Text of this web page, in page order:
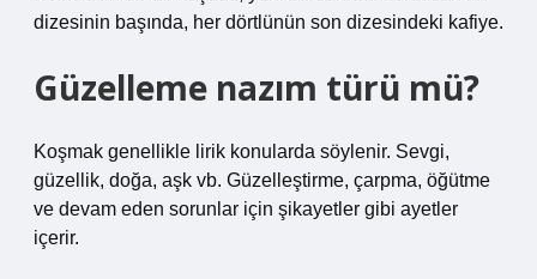
dizesinin başında, her dörtlünün son dizesindeki kafiye.
Güzelleme nazım türü mü?
Koşmak genellikle lirik konularda söylenir. Sevgi,
güzellik, doğa, aşk vb. Güzelleştirme, çarpma, öğütme
ve devam eden sorunlar için şikayetler gibi ayetler
içerir.